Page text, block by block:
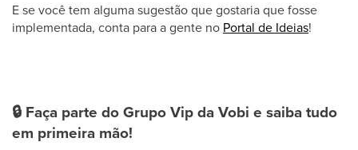
E se você tem alguma sugestão que gostaria que fosse
implementada, conta para a gente no Portal de Ideias!
🔒 Faça parte do Grupo Vip da Vobi e saiba tudo
em primeira mão!